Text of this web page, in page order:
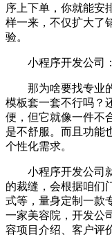
序上下单，你就能安
样一来，不仅扩大了
验。
小程序开发公司
那为啥要找专业
模板套一套不行吗？
便，但它就像一件不
是不舒服。而且功能
个性化需求。
小程序开发公司
的裁缝，会根据咱们
式等，量身定制一款
一家美容院，开发公
容项目介绍、客户评